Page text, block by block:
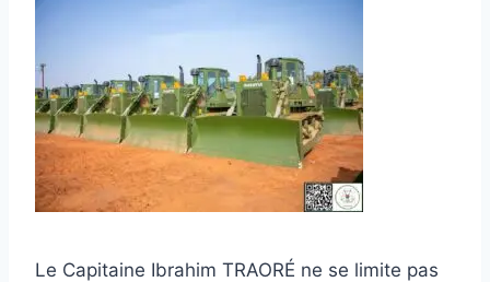
Le Capitaine Ibrahim TRAORÉ ne se limite pas